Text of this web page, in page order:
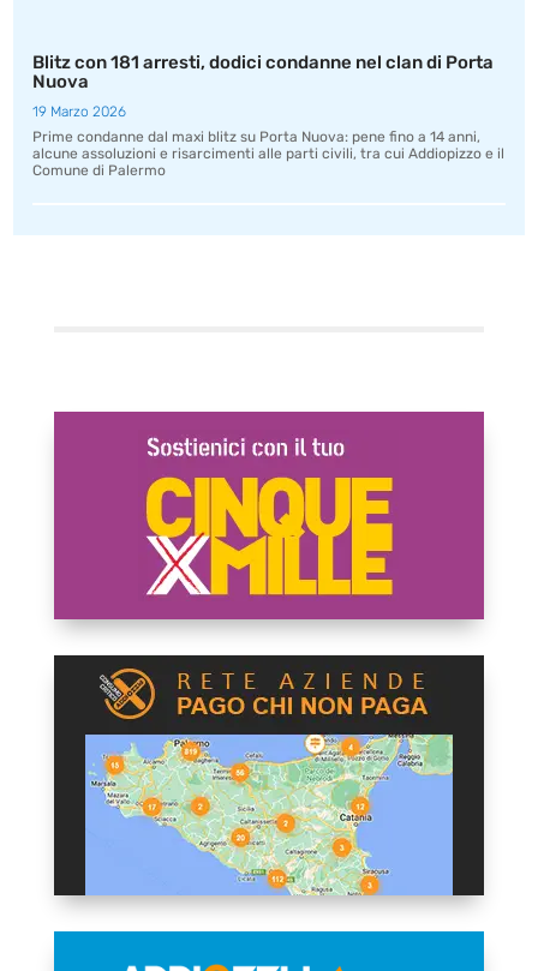
Blitz con 181 arresti, dodici condanne nel clan di Porta
Nuova
19 Marzo 2026
Prime condanne dal maxi blitz su Porta Nuova: pene fino a 14 anni,
alcune assoluzioni e risarcimenti alle parti civili, tra cui Addiopizzo e il
Comune di Palermo